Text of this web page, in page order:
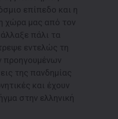
επίπεδο και η
χώρα μας από τον
πάλι τα
εντελώς τη
προηγουμένων
της πανδημίας
και έχουν
στην ελληνική